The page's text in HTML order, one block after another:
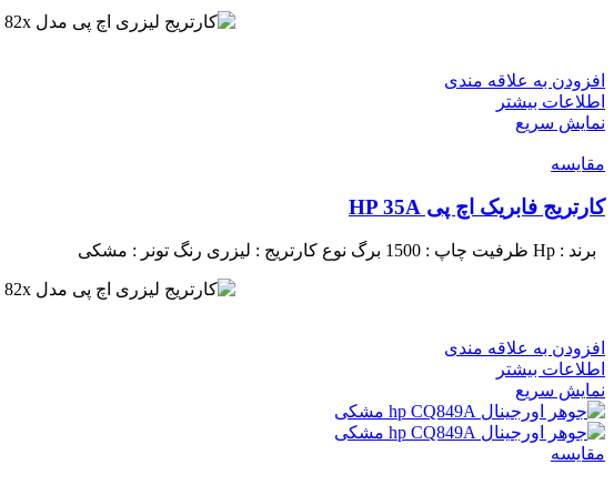
افزودن به علاقه مندی
اطلاعات بیشتر
نمایش سریع
مقايسه
کارتریج فابریک اچ پی HP 35A
برند : Hp ظرفیت چاپ : 1500 برگ نوع کارتریج : لیزری رنگ تونر : مشکی
افزودن به علاقه مندی
اطلاعات بیشتر
نمایش سریع
مقايسه